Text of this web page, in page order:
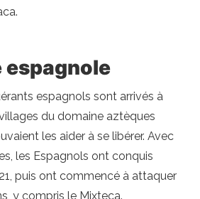
espagnole
espagnols sont arrivés à
du domaine aztèques
les aider à se libérer. Avec
les Espagnols ont conquis
puis ont commencé à attaquer
y compris le Mixteca.